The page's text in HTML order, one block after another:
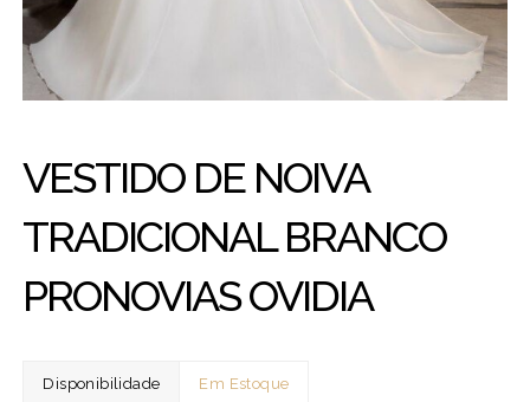
VESTIDO DE NOIVA
TRADICIONAL BRANCO
PRONOVIAS OVIDIA
Disponibilidade Em Estoque